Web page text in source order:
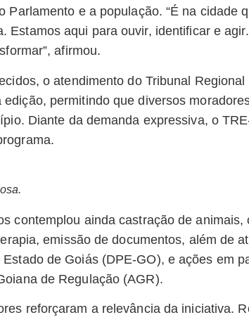
Parlamento e a população. “É na cidade
Estamos aqui para ouvir, identificar e
afirmou.
o atendimento do Tribunal
permitindo que diversos
Diante da demanda expressiva, o
contemplou ainda castração de
emissão de documentos, além de
de Goiás (DPE-GO), e ações em
de Regulação (AGR).
reforçaram a relevância da iniciativa.